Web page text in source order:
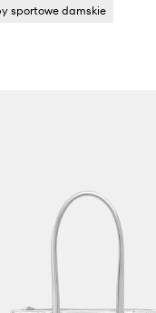
sportowe damskie